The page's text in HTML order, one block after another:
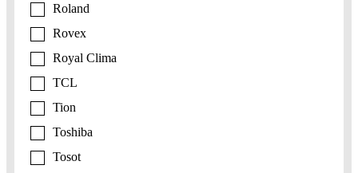
Roland
Rovex
Royal Clima
TCL
Tion
Toshiba
Tosot